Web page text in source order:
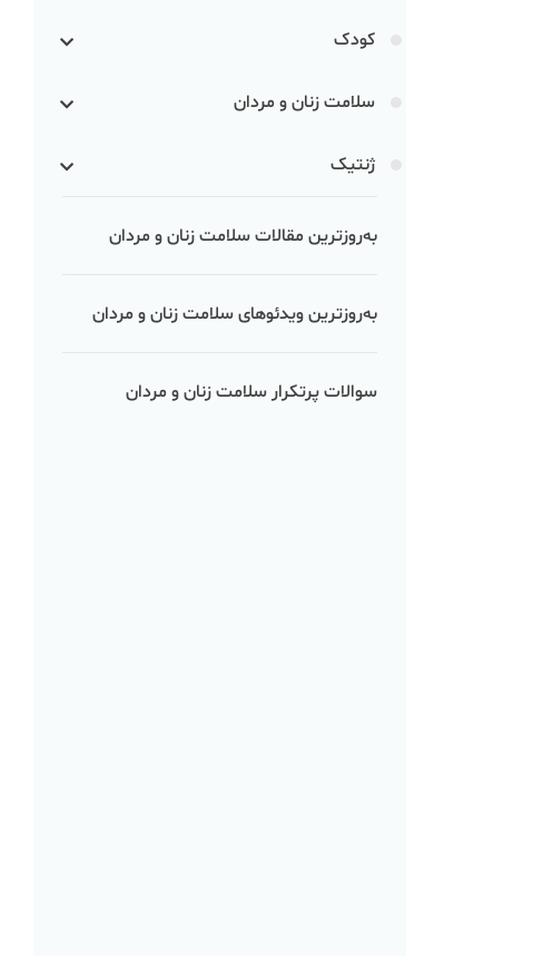
کودک
سلامت زنان و مردان
ژنتیک
به‌روزترین مقالات سلامت زنان و مردان
به‌روزترین ویدئوهای سلامت زنان و مردان
سوالات پرتکرار سلامت زنان و مردان